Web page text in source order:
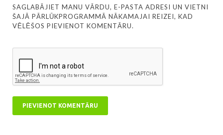
SAGLABĀJIET MANU VĀRDU, E-PASTA ADRESI UN VIETNI
ŠAJĀ PĀRLŪKPROGRAMMĀ NĀKAMAJAI REIZEI, KAD
VĒLĒŠOS PIEVIENOT KOMENTĀRU.